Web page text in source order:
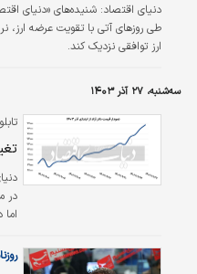
دنیای اقتصاد: شنیده‌های «دنیای
طی روزهای آتی با تقویت عرضه ارز،
ارز توافقی نزدیک کند.
سه‌شنبه، ۲۷ آذر ۱۴۰۳
در